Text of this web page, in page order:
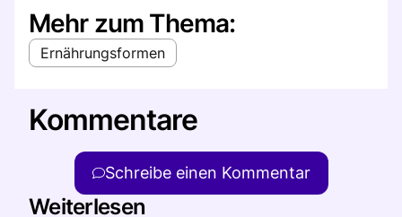
Mehr zum Thema:
Ernährungsformen
Kommentare
Schreibe einen Kommentar
Weiterlesen